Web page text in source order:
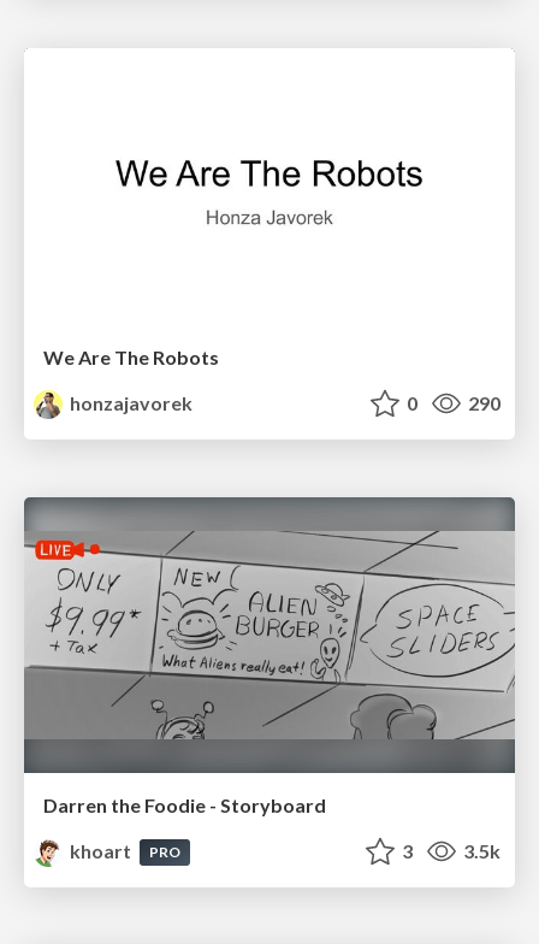
We Are The Robots
honzajavorek
0 290
Darren the Foodie - Storyboard
khoart
PRO 3 3.5k